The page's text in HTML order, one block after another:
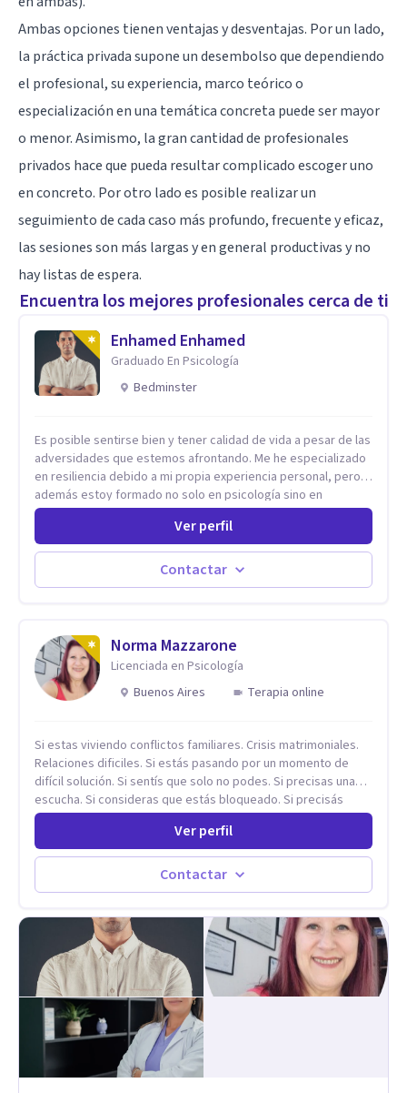
Ambas opciones tienen ventajas y desventajas. Por un lado,
la práctica privada supone un desembolso que dependiendo
el profesional, su experiencia, marco teórico o
especialización en una temática concreta puede ser mayor
o menor. Asimismo, la gran cantidad de profesionales
privados hace que pueda resultar complicado escoger uno
en concreto. Por otro lado es posible realizar un
seguimiento de cada caso más profundo, frecuente y eficaz,
las sesiones son más largas y en general productivas y no
hay listas de espera.
Encuentra los mejores profesionales cerca de ti
Enhamed Enhamed
Graduado En Psicología
Bedminster
Es posible sentirse bien y tener calidad de vida a pesar de las
adversidades que estemos afrontando. Me he especializado
en resiliencia debido a mi propia experiencia personal, pero
además estoy formado no solo en psicología sino en
coaching y técnicas de alto impacto centradas en: depresión,
ansiedad y terapia de parejas. Sé que con el plan correcto y
el acompañamiento adecuado todo el mundo puede observar
cambios en menos de 5 sesiones. Mi experiencia profesional
me ha demostrado que no importan las dificultades sino las
Ver perfil
Contactar
Norma Mazzarone
Licenciada en Psicología
Buenos Aires
Terapia online
Si estas viviendo conflictos familiares. Crisis matrimoniales.
Relaciones dificiles. Si estás pasando por un momento de
difícil solución. Si sentís que solo no podes. Si precisas una
escucha. Si consideras que estás bloqueado. Si precisás
comprensión. Si no logras definir proyectos, objetivos,
sueños, deseos. Si pensás que lo que te pasa no es tan
grave, pero podría ayudar. Si estás en adicciones y tu
intención es hacer algo con lo que te está pasando. No dudes
en comunicarte a fin de comenzar a resolver la situación que
Ver perfil
Contactar